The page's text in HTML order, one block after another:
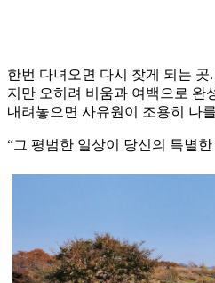
한번 다녀오면 다시 찾게 되는
지만 오히려 비움과 여백으로 완
내려놓으면 사유원이 조용히 나
“그 평범한 일상이 당신의 특별